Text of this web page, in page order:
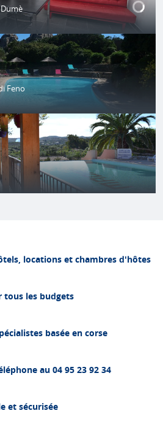
Feno
locations et chambres d'hôtes
tous les budgets
basée en corse
au 04 95 23 92 34
et sécurisée